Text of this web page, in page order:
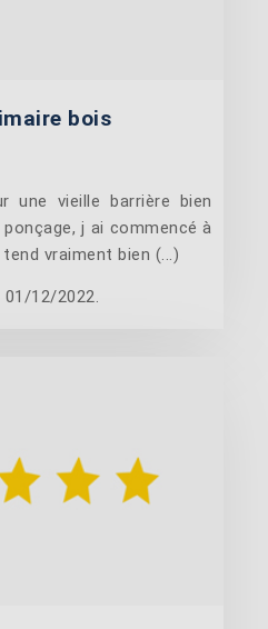
bois
une vieille barrière bien
j ai commencé à
vraiment bien (...)
12/2022.